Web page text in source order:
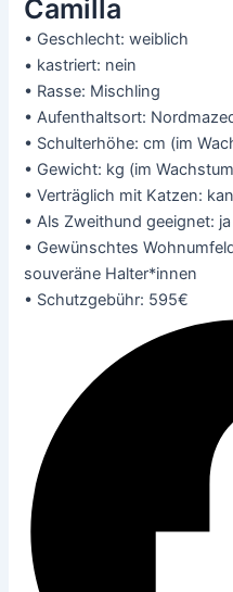
Camilla
• Geschlecht: weiblich
• kastriert: nein
• Rasse: Mischling
• Aufenthaltsort:
• Schulterhöhe: cm (im
• Gewicht: kg (im
• Verträglich mit Katzen:
• Als Zweithund geeignet: ja
• Gewünschtes
souveräne Halter*innen
• Schutzgebühr: 595€